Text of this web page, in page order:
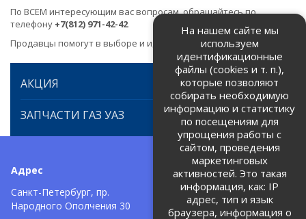
По ВСЕМ интересующим вас вопросам, обращайтесь по
телефону +7(812) 971-42-42
Продавцы помогут в выборе и идентификации товара.
АКЦИЯ
ЗАПЧАСТИ ГАЗ УАЗ
Адрес
Санкт-Петербург, пр.
Народного Ополчения 30
Телефоны:
+7 (812) 971-42-42
Политика об обработке и
На нашем сайте мы
используем
идентификационные
файлы (cookies и т. п.),
которые позволяют
собирать необходимую
информацию и статистику
по посещениям для
упрощения работы с
сайтом, проведения
маркетинговых
активностей. Это такая
информация, как: IP
адрес, тип и язык
браузера, информация о